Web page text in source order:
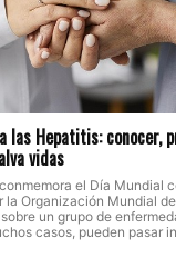
las Hepatitis: conocer,
vidas
el Día Mundial
la Organización Mundial
un grupo de
casos, pueden pasar